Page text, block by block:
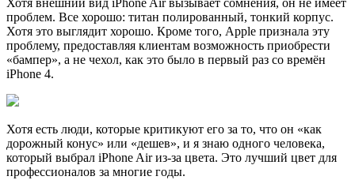
Хотя внешний вид iPhone Air вызывает сомнения, он не имеет
проблем. Все хорошо: титан полированный, тонкий корпус.
Хотя это выглядит хорошо. Кроме того, Apple признала эту
проблему, предоставляя клиентам возможность приобрести
«бампер», а не чехол, как это было в первый раз со времён
iPhone 4.
Хотя есть люди, которые критикуют его за то, что он «как
дорожный конус» или «дешев», и я знаю одного человека,
который выбрал iPhone Air из-за цвета. Это лучший цвет для
профессионалов за многие годы.